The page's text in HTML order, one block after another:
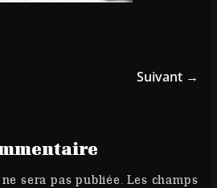
Suivant →
sera pas publiée. Les champs